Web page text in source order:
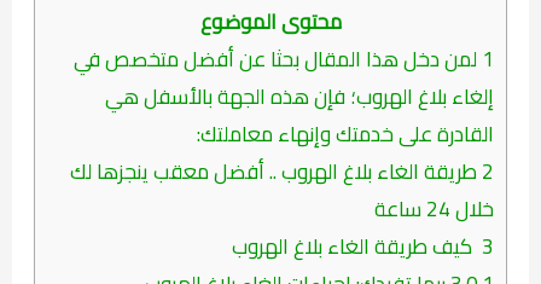
محتوى الموضوع
1 لمن دخل هذا المقال بحثا عن أفضل متخصص في
إلغاء بلاغ الهروب؛ فإن هذه الجهة بالأسفل هي
القادرة على خدمتك وإنهاء معاملتك:
2طريقة الغاء بلاغ الهروب .. أفضل معقب ينجزها لك
خلال 24 ساعة
3 كيف طريقة الغاء بلاغ الهروب